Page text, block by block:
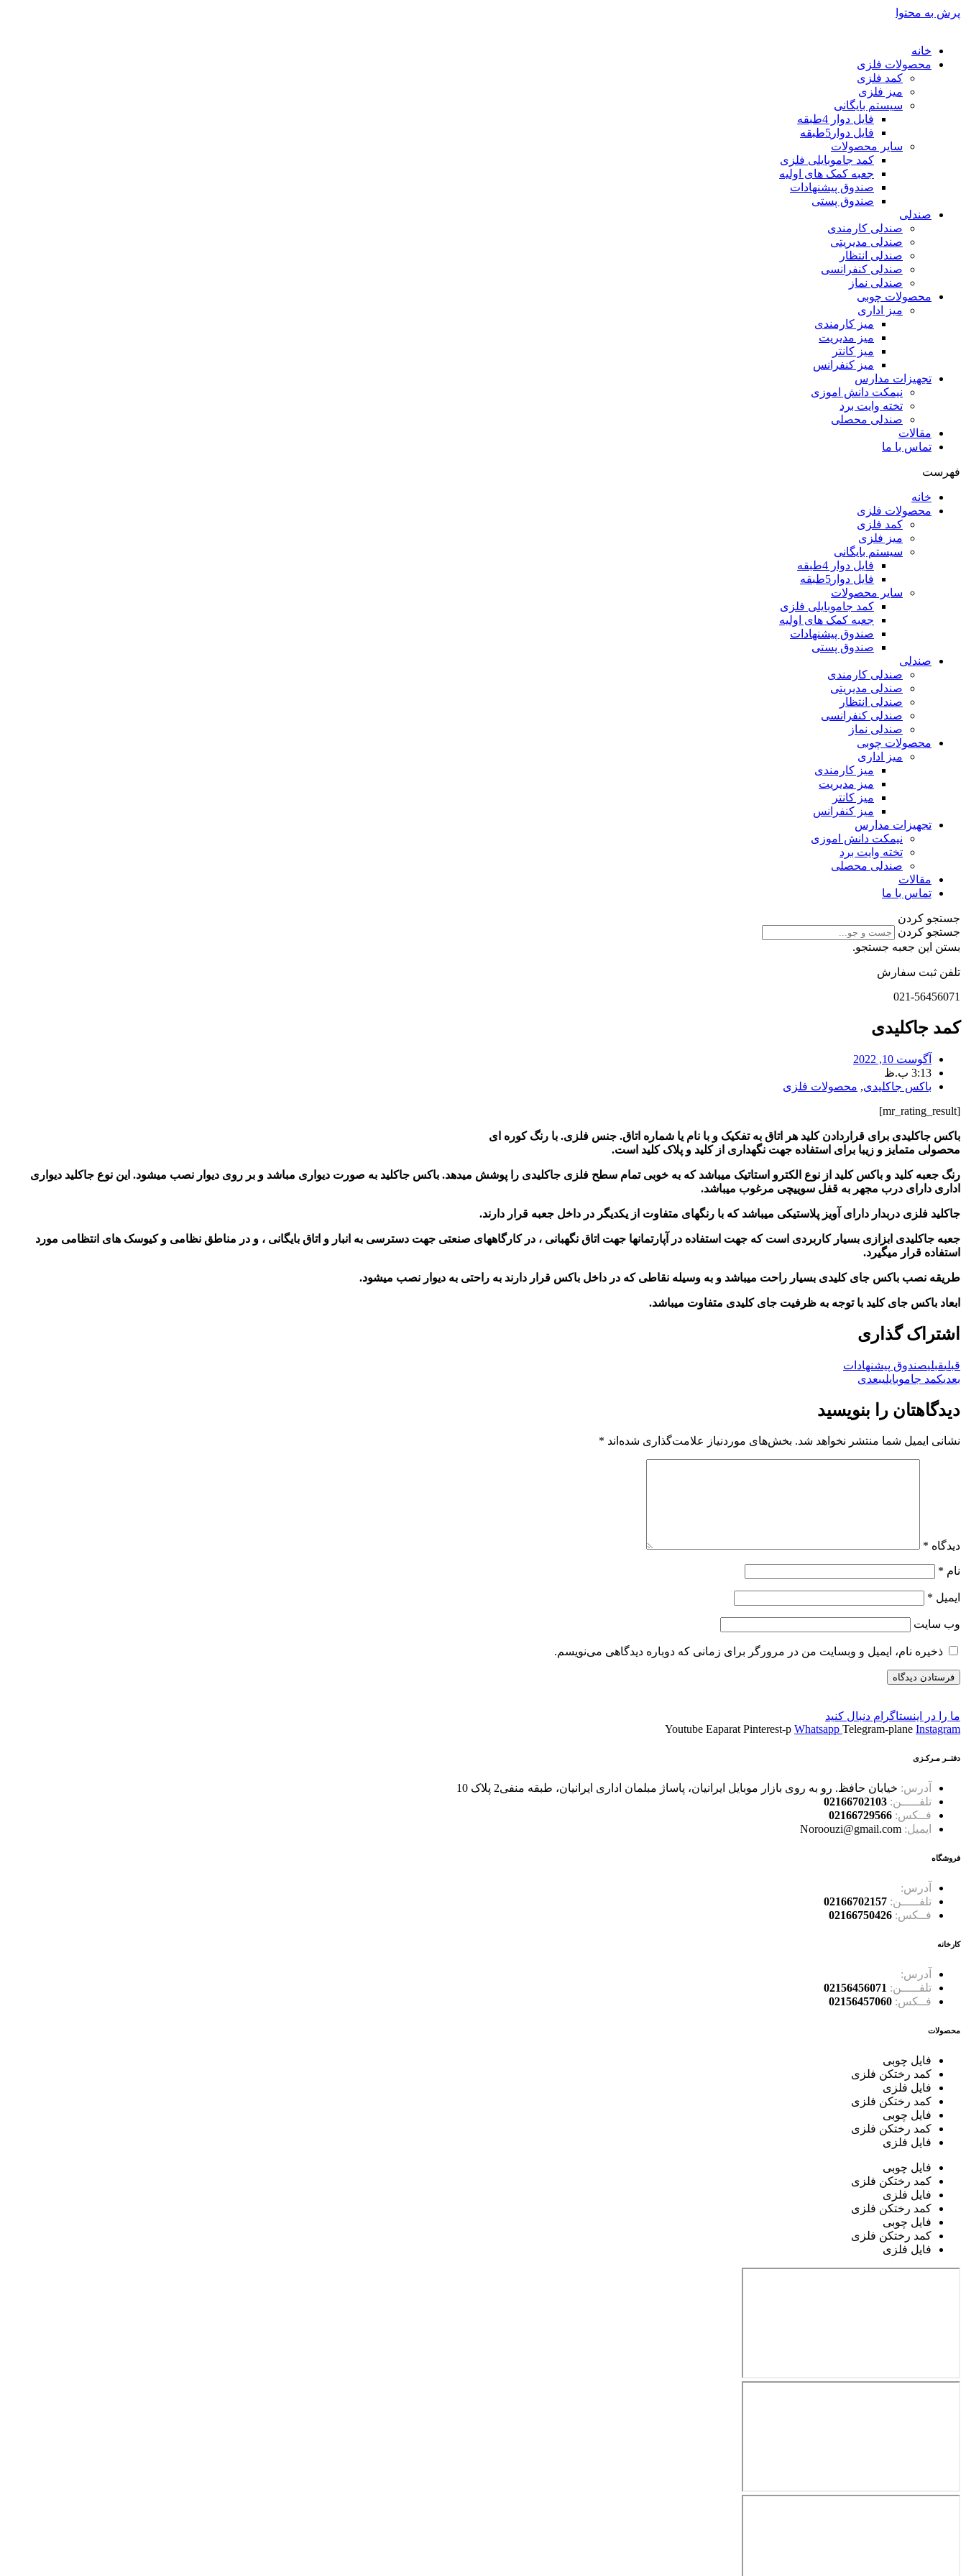
پرش به محتوا
خانه
محصولات فلزی
کمد فلزی
میز فلزی
سیستم بایگانی
فایل دوار 4طبقه
فایل دوار5طبقه
سایر محصولات
کمد جاموبایلی فلزی
جعبه کمک های اولیه
صندوق پیشنهادات
صندوق پستی
صندلی
صندلی کارمندی
صندلی مدیریتی
صندلی انتظار
صندلی کنفرانسی
صندلی نماز
محصولات چوبی
میز اداری
میز کارمندی
میز مدیریت
میز کانتر
میز کنفرانس
تجهیزات مدارس
نیمکت دانش اموزی
تخته وایت برد
صندلی محصلی
مقالات
تماس با ما
فهرست
خانه
محصولات فلزی
کمد فلزی
میز فلزی
سیستم بایگانی
فایل دوار 4طبقه
فایل دوار5طبقه
سایر محصولات
کمد جاموبایلی فلزی
جعبه کمک های اولیه
صندوق پیشنهادات
صندوق پستی
صندلی
صندلی کارمندی
صندلی مدیریتی
صندلی انتظار
صندلی کنفرانسی
صندلی نماز
محصولات چوبی
میز اداری
میز کارمندی
میز مدیریت
میز کانتر
میز کنفرانس
تجهیزات مدارس
نیمکت دانش اموزی
تخته وایت برد
صندلی محصلی
مقالات
تماس با ما
جستجو کردن
جستجو کردن
بستن این جعبه جستجو.
تلفن ثبت سفارش
021-56456071
کمد جاکلیدی
آگوست 10, 2022
3:13 ب.ظ
باکس جاکلیدی, محصولات فلزی
[mr_rating_result]
باکس جاکلیدی برای قراردادن کلید هر اتاق به تفکیک و با نام یا شماره اتاق. جنس فلزی. با رنگ کوره ای
محصولی متمایز و زیبا برای استفاده جهت نگهداری از کلید و پلاک کلید است.
رنگ جعبه کلید و باکس کلید از نوع الکترو استاتیک میباشد که به خوبی تمام سطح فلزی جاکلیدی را پوشش میدهد. باکس جاکلید به صورت دیواری مباشد و بر روی دیوار نصب میشود. این نوع جاکلید دیواری
اداری دارای درب مجهر به قفل سوییچی مرغوب میباشد.
جاکلید فلزی دربدار دارای آویز پلاستیکی میباشد که با رنگهای متفاوت از یکدیگر در داخل جعبه قرار دارند.
جعبه جاکلیدی ابزازی بسیار کاربردی است که جهت استفاده در آپارتمانها جهت اتاق نگهبانی ، در کارگاههای صنعتی جهت دسترسی به انبار و اتاق بایگانی ، و در مناطق نظامی و کیوسک های انتظامی مورد
استفاده قرار میگیرد.
طریقه نصب باکس جای کلیدی بسیار راحت میباشد و به وسیله نقاطی که در داخل باکس قرار دارند به راحتی به دیوار نصب میشود.
ابعاد باکس جای کلید با توجه به ظرفیت جای کلیدی متفاوت میباشد.
اشتراک گذاری
قبلیقبلیصندوق پیشنهادات
بعدیکمد جاموبایلیبعدی
دیدگاهتان را بنویسید
نشانی ایمیل شما منتشر نخواهد شد. بخش‌های موردنیاز علامت‌گذاری شده‌اند *
دیدگاه *
نام *
ایمیل *
وب‌ سایت
ذخیره نام، ایمیل و وبسایت من در مرورگر برای زمانی که دوباره دیدگاهی می‌نویسم.
ما را در اینستاگرام دنبال کنید
Youtube Eaparat Pinterest-p Whatsapp Telegram-plane Instagram
دفتــر مـرکـزی
آدرس: خیابان حافظ. رو به روی بازار موبایل ایرانیان، پاساژ مبلمان اداری ایرانیان، طبقه منفی2 پلاک 10
تلفـــــن: 02166702103
فــکس: 02166729566
ایمیل:
فروشگاه
آدرس:
تلفـــــن: 02166702157
فــکس: 02166750426
کارخانه
آدرس:
تلفـــــن: 02156456071
فــکس: 02156457060
محصولات
فایل چوبی
کمد رختکن فلزی
فایل فلزی
کمد رختکن فلزی
فایل چوبی
کمد رختکن فلزی
فایل فلزی
فایل چوبی
کمد رختکن فلزی
فایل فلزی
کمد رختکن فلزی
فایل چوبی
کمد رختکن فلزی
فایل فلزی